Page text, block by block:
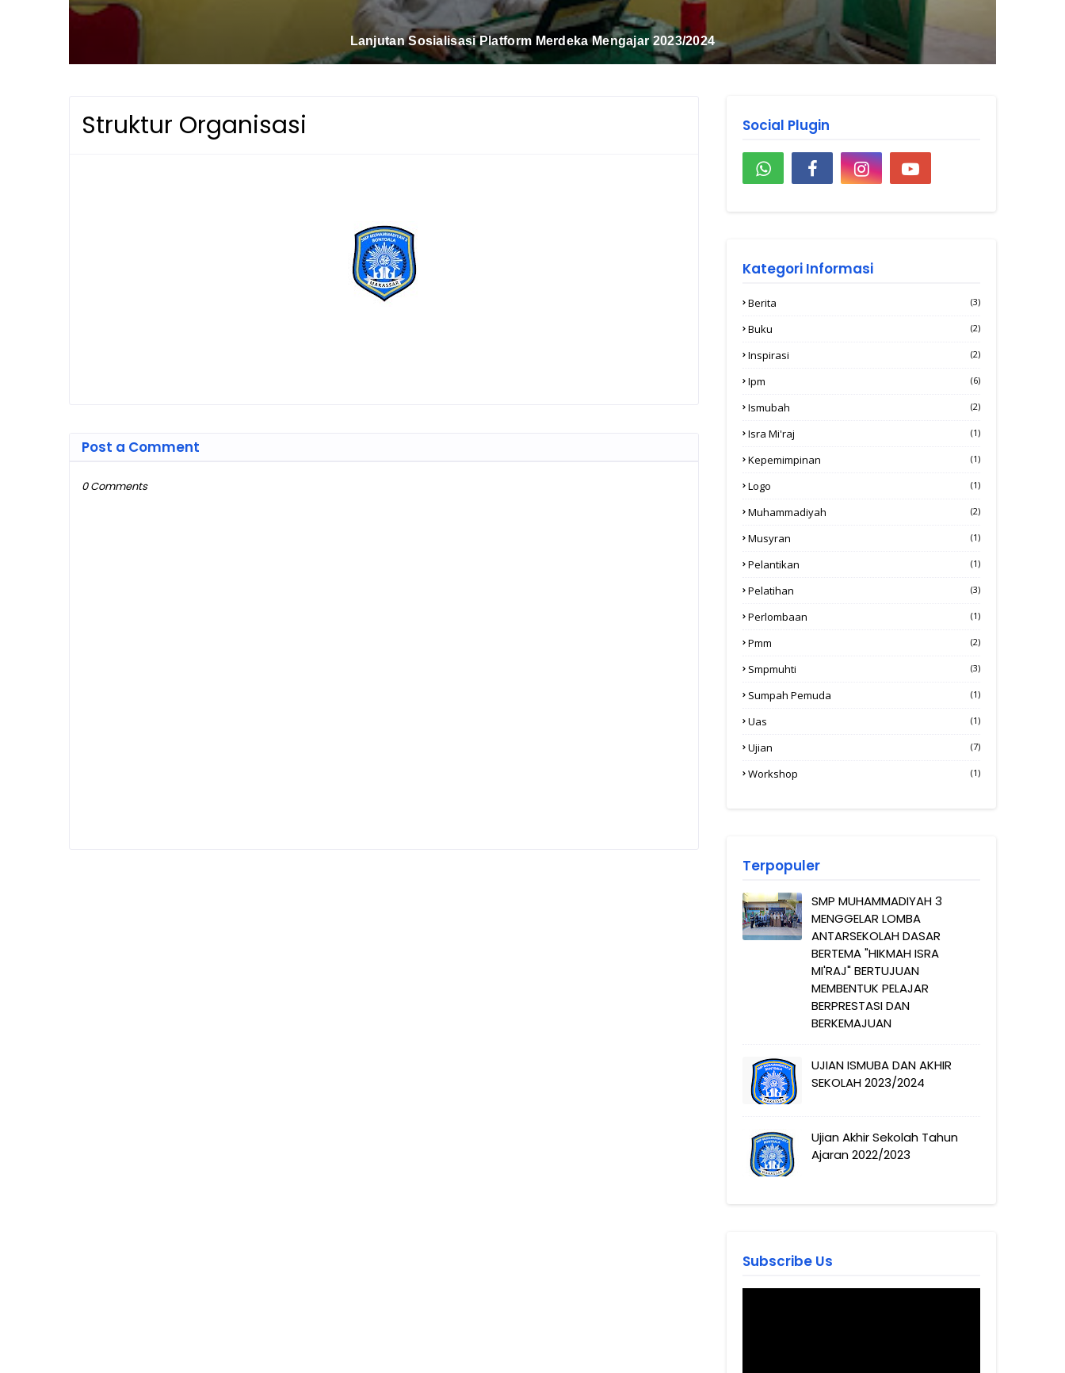
UJIAN ISMUBA DAN AKHIR SEKOLAH 2023/2024
Struktur Organisasi
Post a Comment
0 Comments
Social Plugin
Kategori Informasi
Berita (3)
Buku (2)
Inspirasi (2)
Ipm (6)
Ismubah (2)
Isra Mi'raj (1)
Kepemimpinan (1)
Logo (1)
Muhammadiyah (2)
Musyran (1)
Pelantikan (1)
Pelatihan (3)
Perlombaan (1)
Pmm (2)
Smpmuhti (3)
Sumpah Pemuda (1)
Uas (1)
Ujian (7)
Workshop (1)
Terpopuler
SMP MUHAMMADIYAH 3
MENGGELAR LOMBA
ANTARSEKOLAH DASAR
BERTEMA "HIKMAH ISRA
MI'RAJ" BERTUJUAN
MEMBENTUK PELAJAR
BERPRESTASI DAN
BERKEMAJUAN
UJIAN ISMUBA DAN AKHIR
SEKOLAH 2023/2024
Ujian Akhir Sekolah Tahun
Ajaran 2022/2023
Subscribe Us